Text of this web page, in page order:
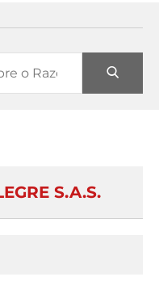
S.A.S.